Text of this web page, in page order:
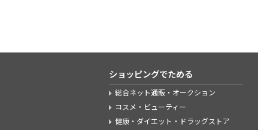
ショッピングでためる
総合ネット通販・オークション
コスメ・ビューティー
健康・ダイエット・ドラッグストア